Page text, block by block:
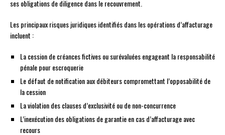
ses obligations de diligence dans le recouvrement.
Les principaux risques juridiques identifiés dans les opérations d’affacturage
incluent :
La cession de créances fictives ou surévaluées engageant la responsabilité
pénale pour escroquerie
Le défaut de notification aux débiteurs compromettant l’opposabilité de
la cession
La violation des clauses d’exclusivité ou de non-concurrence
L’inexécution des obligations de garantie en cas d’affacturage avec
recours